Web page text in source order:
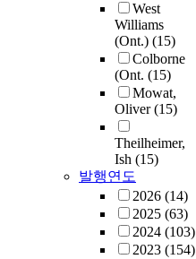
West
Williams
(Ont.) (15)
Colborne
(Ont. (15)
Mowat,
Oliver(15)
Theilheimer,
Ish (15)
발행연도
2026 (14)
2025 (63)
2024 (103)
2023 (154)